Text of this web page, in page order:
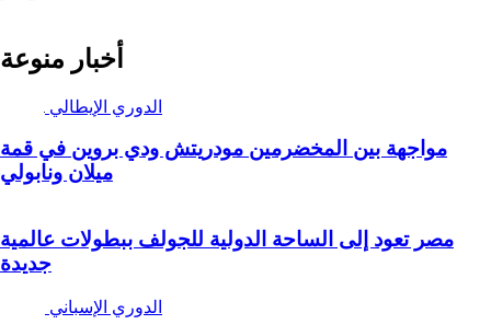
أخبار منوعة
الدوري الإيطالي
مواجهة بين المخضرمين مودريتش ودي بروين في قمة
ميلان ونابولي
مصر تعود إلى الساحة الدولية للجولف ببطولات عالمية
جديدة
الدوري الإسباني